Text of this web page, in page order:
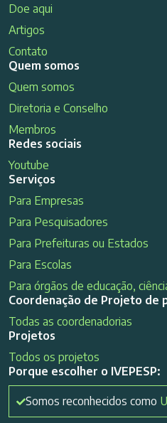
Doe aqui
Artigos
Contato
Quem somos
Quem somos
Diretoria e Conselho
Membros
Redes sociais
Youtube
Serviços
Para Empresas
Para Pesquisadores
Para Prefeituras ou Estados
Para Escolas
Para órgãos de educação,
Coordenação de Projeto de
Todas as coordenadorias
Projetos
Todos os projetos
Porque escolher o IVEPESP:
Somos reconhecidos como